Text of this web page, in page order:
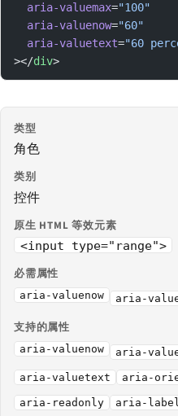
  aria-valuemax
="100"
  aria-valuenow
="60"
  aria-valuetext
="60
></div>
类型
角色
类别
控件
原生 HTML 等效元素
<input type="range">
必需属性
aria-valuenow aria-
支持的属性
aria-valuenow aria-
aria-valuetext aria-
aria-readonly aria-